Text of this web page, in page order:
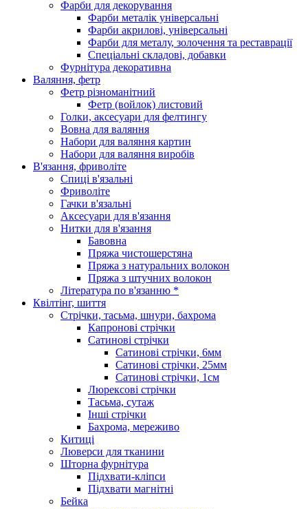
Фарби для декорування
Фарби металік універсальні
Фарби акрилові, універсальні
Фарби для металу, золочення та реставрації
Спеціальні складові, добавки
Фурнітура декоративна
Валяння, фетр
Фетр різноманітний
Фетр (войлок) листовий
Голки, аксесуари для фелтингу
Вовна для валяння
Набори для валяння картин
Набори для валяння виробів
В'язання, фриволіте
Спиці в'язальні
Фриволіте
Гачки в'язальні
Аксесуари для в'язання
Нитки для в'язання
Бавовна
Пряжа чистошерстяна
Пряжа з натуральних волокон
Пряжа з штучних волокон
Література по в'язанню *
Квілтінг, шиття
Стрічки, тасьма, шнури, бахрома
Капронові стрічки
Сатинові стрічки
Сатинові стрічки, 6мм
Сатинові стрічки, 25мм
Сатинові стрічки, 1см
Люрексові стрічки
Тасьма, сутаж
Інші стрічки
Бахрома, мереживо
Китиці
Люверси для тканини
Шторна фурнітура
Підхвати-кліпси
Підхвати магнітні
Бейка